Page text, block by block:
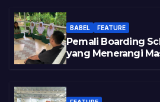
BABEL FEATURE
Pemali Boarding
yang Menerangi